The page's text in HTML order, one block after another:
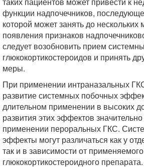
функции надпочечников,
которой может занять до
появления признаков
следует возобновить прием
глюкокортикостероидов и принять
меры.
При применении интраназальных
развитие системных побочных
длительном применении в высоких
развития этих эффектов
применении пероральных ГКС.
эффекты могут различаться как у
так и в зависимости от применяемого
глюкокортикостероидного